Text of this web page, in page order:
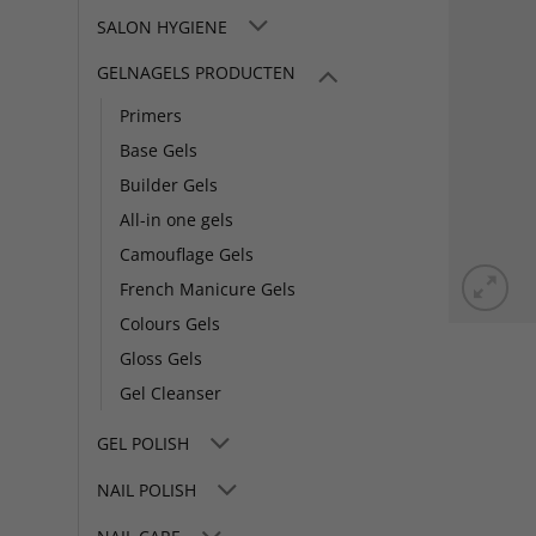
SALON HYGIENE
GELNAGELS PRODUCTEN
Primers
Base Gels
Builder Gels
All-in one gels
Camouflage Gels
French Manicure Gels
Colours Gels
Gloss Gels
Gel Cleanser
GEL POLISH
NAIL POLISH